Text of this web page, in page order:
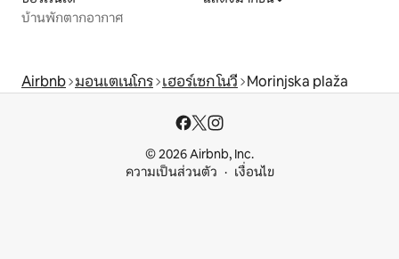
บ้านพักตากอากาศ
Airbnb มอนเตเนโกร เฮอร์เซก โนวี Morinjska plaža
© 2026 Airbnb, Inc.
ความเป็นส่วนตัว
เงื่อนไข